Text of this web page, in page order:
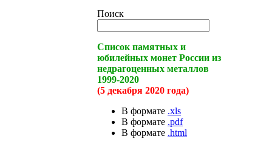
Поиск
Список памятных и
юбилейных монет России из
недрагоценных металлов
1999-2020
(5 декабря 2020 года)
В формате .xls
В формате .pdf
В формате .html